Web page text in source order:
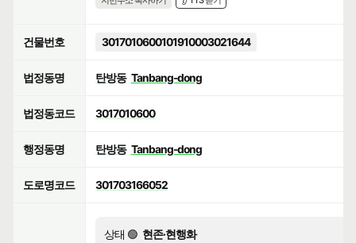
건물번호 3017010600101910003021644
법정동명 탄방동 Tanbang-dong
법정동코드 3017010600
행정동명 탄방동 Tanbang-dong
도로명코드 301703166052
상태 🟢 현존·현행화